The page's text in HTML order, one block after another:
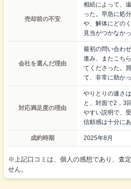
売却前の不安
相続によって、
った。早急に処
や、解体にどの
見当がつかなかっ
会社を選んだ理由
最初の問い合わ
進み、またこち
てくださった。
て、非常に助かっ
対応満足度の理由
やりとりの速さ
と、対面で2，3
やすい説明で、
信頼感は十分にあ
成約時期 2025年8月
※上記口コミは、個人の感想であり、査
せん。